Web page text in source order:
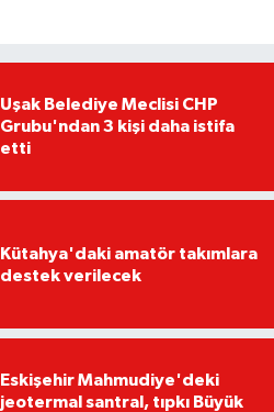
Uşak Belediye Meclisi CHP
Grubu'ndan 3 kişi daha istifa
etti
Kütahya'daki amatör takımlara
destek verilecek
Eskişehir Mahmudiye'deki
jeotermal santral, tıpkı Büyük